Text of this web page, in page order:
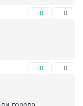
+0 –0
+0 –0